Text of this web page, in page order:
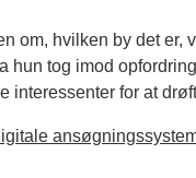
om, hvilken by det er,
hun tog imod
interessenter for at